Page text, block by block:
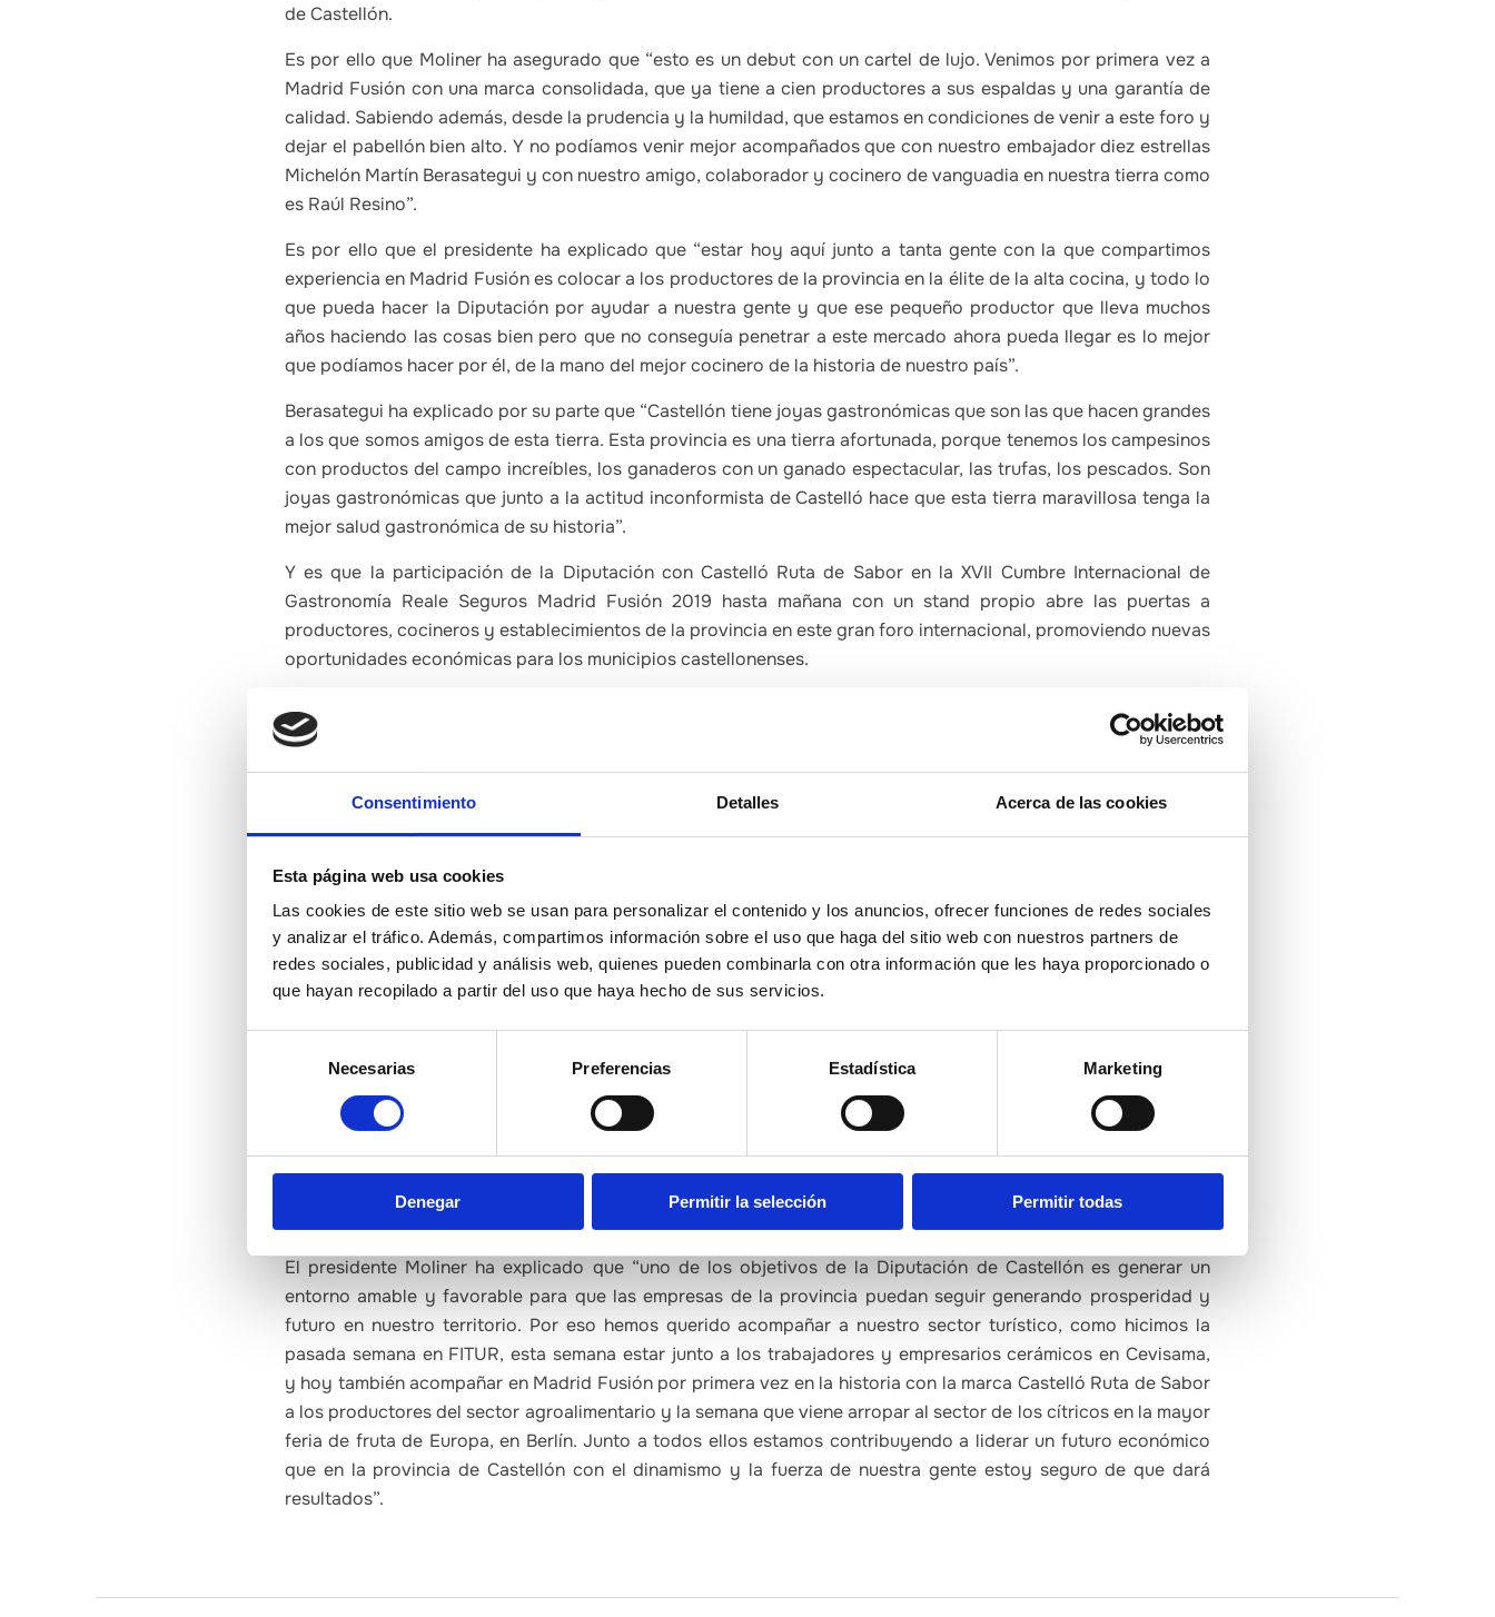
Consentimiento Detalles Acerca de las cookies
Esta página web usa cookies
Las cookies de este sitio web se usan para personalizar el contenido y los anuncios, ofrecer funciones de redes sociales
y analizar el tráfico. Además, compartimos información sobre el uso que haga del sitio web con nuestros partners de
redes sociales, publicidad y análisis web, quienes pueden combinarla con otra información que les haya proporcionado o
que hayan recopilado a partir del uso que haya hecho de sus servicios.
consentimiento
Necesarias Preferencias Estadística Marketing
Denegar Permitir la selección Permitir todas
de Castellón.
Es por ello que Moliner ha asegurado que “esto es un debut con un cartel de lujo. Venimos por primera vez a
Madrid Fusión con una marca consolidada, que ya tiene a cien productores a sus espaldas y una garantía de
calidad. Sabiendo además, desde la prudencia y la humildad, que estamos en condiciones de venir a este foro y
dejar el pabellón bien alto. Y no podíamos venir mejor acompañados que con nuestro embajador diez estrellas
Michelón Martín Berasategui y con nuestro amigo, colaborador y cocinero de vanguadia en nuestra tierra como
es Raúl Resino”.
Es por ello que el presidente ha explicado que “estar hoy aquí junto a tanta gente con la que compartimos
experiencia en Madrid Fusión es colocar a los productores de la provincia en la élite de la alta cocina, y todo lo
que pueda hacer la Diputación por ayudar a nuestra gente y que ese pequeño productor que lleva muchos
años haciendo las cosas bien pero que no conseguía penetrar a este mercado ahora pueda llegar es lo mejor
que podíamos hacer por él, de la mano del mejor cocinero de la historia de nuestro país”.
Berasategui ha explicado por su parte que “Castellón tiene joyas gastronómicas que son las que hacen grandes
a los que somos amigos de esta tierra. Esta provincia es una tierra afortunada, porque tenemos los campesinos
con productos del campo increíbles, los ganaderos con un ganado espectacular, las trufas, los pescados. Son
joyas gastronómicas que junto a la actitud inconformista de Castelló hace que esta tierra maravillosa tenga la
mejor salud gastronómica de su historia”.
Y es que la participación de la Diputación con Castelló Ruta de Sabor en la XVII Cumbre Internacional de
Gastronomía Reale Seguros Madrid Fusión 2019 hasta mañana con un stand propio abre las puertas a
productores, cocineros y establecimientos de la provincia en este gran foro internacional, promoviendo nuevas
oportunidades económicas para los municipios castellonenses.
importante que se celebra en España y reúne cada año a cerca de 2.000 congresistas, además de a los mejores
llevan a cabo dentro del panorama gastronómico de alto nivel, así como de los productos de calidad. Durante
Un stand provincial cargado de oportunidades gastroturísticas
Castelló Ruta de Sabor está presente en Madrid Fusión con un stand en la zona ‘Saborea España’ y cuenta con
diferente material promocional y una pantalla con audiovisuales. Además de dar cobertura a decenas de
editado por el gobierno provincial donde figuran los establecimientos, empresas y entidades públicas que ya
forman parte del producto turístico Castelló Ruta de Sabor.Este espacio que la Diputación procura a los
productores castellonenses cuenta además con instalaciones y equipamiento para llevar a cabo reuniones
comerciales a disposición de las decenas de productores que se desplazarán durante esta semana a Madrid.
#DipuÚtil: ayudar a generar riqueza en la provincia de Castellón
El presidente Moliner ha explicado que “uno de los objetivos de la Diputación de Castellón es generar un
entorno amable y favorable para que las empresas de la provincia puedan seguir generando prosperidad y
futuro en nuestro territorio. Por eso hemos querido acompañar a nuestro sector turístico, como hicimos la
pasada semana en FITUR, esta semana estar junto a los trabajadores y empresarios cerámicos en Cevisama,
y hoy también acompañar en Madrid Fusión por primera vez en la historia con la marca Castelló Ruta de Sabor
a los productores del sector agroalimentario y la semana que viene arropar al sector de los cítricos en la mayor
feria de fruta de Europa, en Berlín. Junto a todos ellos estamos contribuyendo a liderar un futuro económico
que en la provincia de Castellón con el dinamismo y la fuerza de nuestra gente estoy seguro de que dará
resultados”.